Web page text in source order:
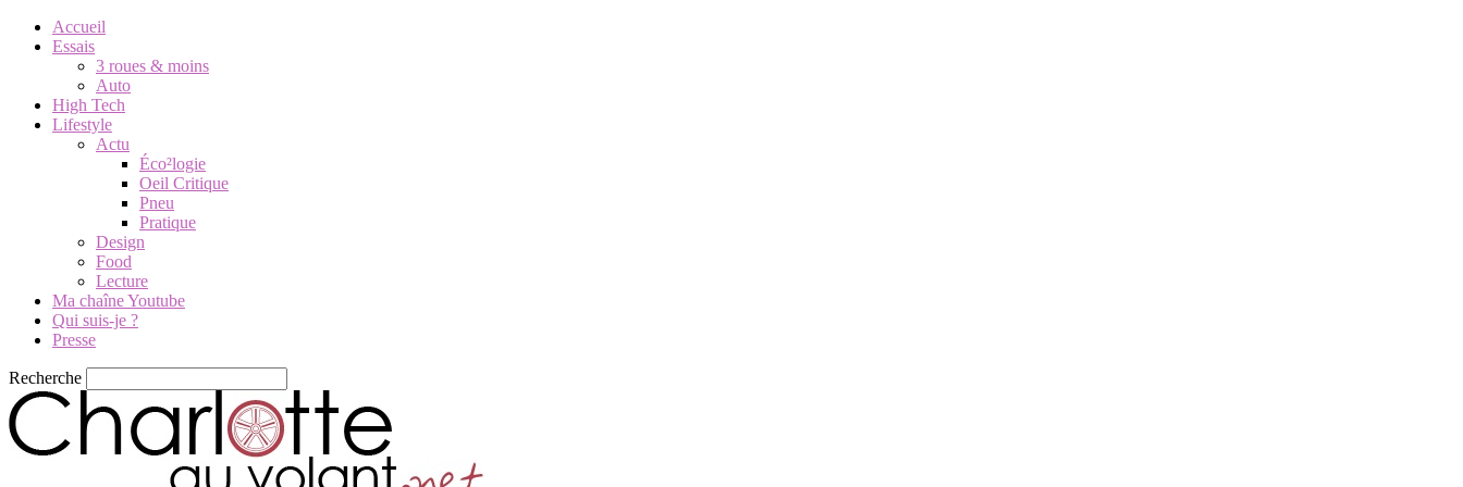
Accueil
Essais
3 roues & moins
Auto
High Tech
Lifestyle
Actu
Éco²logie
Oeil Critique
Pneu
Pratique
Design
Food
Lecture
Ma chaîne Youtube
Qui suis-je ?
Presse
Recherche